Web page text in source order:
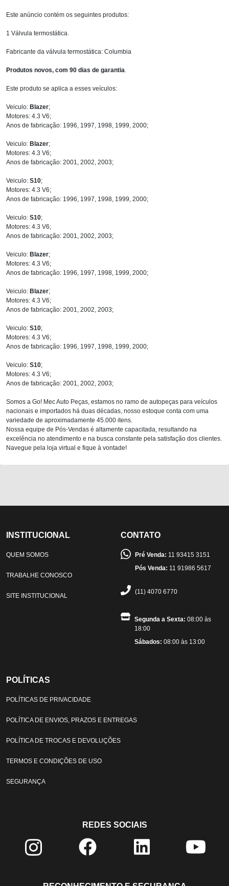
Este anúncio contém os seguintes produtos:
1 Válvula termostática.
Fabricante da válvula termostática: Columbia
Produtos novos, com 90 dias de garantia
Este produto se aplica a esses veículos:
Veiculo: Blazer;
Motores: 4.3 V6;
Anos de fabricação: 1996, 1997, 1998, 1999, 2000;
Veiculo: Blazer;
Motores: 4.3 V6;
Anos de fabricação: 2001, 2002, 2003;
Veiculo: S10;
Motores: 4.3 V6;
Anos de fabricação: 1996, 1997, 1998, 1999, 2000;
Veiculo: S10;
Motores: 4.3 V6;
Anos de fabricação: 2001, 2002, 2003;
Veiculo: Blazer;
Motores: 4.3 V6;
Anos de fabricação: 1996, 1997, 1998, 1999, 2000;
Veiculo: Blazer;
Motores: 4.3 V6;
Anos de fabricação: 2001, 2002, 2003;
Veiculo: S10;
Motores: 4.3 V6;
Anos de fabricação: 1996, 1997, 1998, 1999, 2000;
Veiculo: S10;
Motores: 4.3 V6;
Anos de fabricação: 2001, 2002, 2003;
Somos a Go! Mec Auto Peças, estamos no ramo de autopeças para veículos
nacionais e importados há duas décadas, nosso estoque conta com uma
variedade de aproximadamente 45.000 itens.
Nossa equipe de Pós-Vendas é altamente capacitada, resultando na
excelência no atendimento e na busca constante pela satisfação dos clientes.
Navegue pela loja virtual e fique à vontade!
INSTITUCIONAL
QUEM SOMOS
TRABALHE CONOSCO
SITE INSTITUCIONAL
CONTATO
Pré Venda: 11 93415 3151
Pós Venda: 11 91986 5617
(11) 4070 6770
Segunda a Sexta: 08:00 às
18:00
Sábados: 08:00 às 13:00
POLÍTICAS
POLÍTICAS DE PRIVACIDADE
POLÍTICA DE ENVIOS, PRAZOS E ENTREGAS
POLÍTICA DE TROCAS E DEVOLUÇÕES
TERMOS E CONDIÇÕES DE USO
SEGURANÇA
REDES SOCIAIS